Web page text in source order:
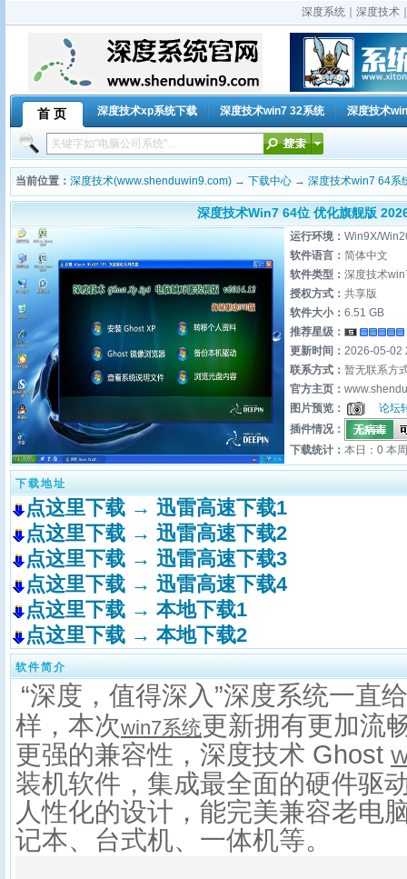
深度系统｜深度技术
首 页 深度技术xp系统下载 深度技术win7 32系统 深度技术
当前位置： 深度技术(www.shenduwin9.com) → 下载中心 → 深度技术win7 64系
深度技术Win7 64位 优化旗舰版
运行环境： Win9X/
软件语言： 简体中文
软件类型： 深度技术
授权方式： 共享版
软件大小： 6.51 GB
推荐星级：
更新时间： 2026-05-02
联系方式： 暂无联系方
官方主页：
图片预览：
论坛
插件情况：
下载统计： 本日：0 本
下载地址
点这里下载 → 迅雷高速下载1
点这里下载 → 迅雷高速下载2
点这里下载 → 迅雷高速下载3
点这里下载 → 迅雷高速下载4
点这里下载 → 本地下载1
点这里下载 → 本地下载2
软件简介
“深度，值得深入”深度系统一直
样，本次win7系统更新拥有更加流
更强的兼容性，深度技术 Ghost
装机软件，集成最全面的硬件驱
人性化的设计，能完美兼容老电
记本、台式机、一体机等。